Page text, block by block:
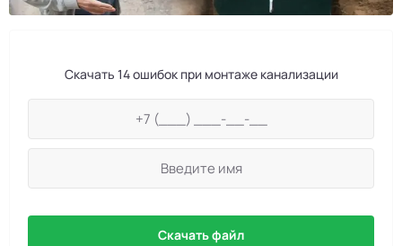
Скачать 14 ошибок при монтаже канализации
Скачать файл